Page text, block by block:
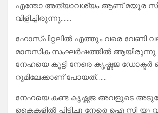
എന്തോ അത്യാവശ്യം ആണ് മയൂര
വിളിച്ചിരുന്നു…….
ഹോസ്പിറ്റലിൽ എത്തും വരെ വേണി
മാനസിക സംഘർഷത്തിൽ
നേഹയെ കൂട്ടി നേരെ കൃഷ്ണജ ഡോക്ടർ
റൂമിലേക്കാണ് പോയത്…….
നേഹയെ കണ്ട കൃഷ്ണജ അവളുടെ
കൈകളിൽ പിടിച്ചു നേരെ ഐ സി യൂ